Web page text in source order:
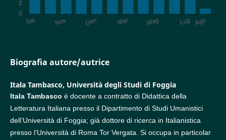
Biografia autore/autrice
Itala Tambasco, Università degli Studi di Foggia
Itala Tambasco è docente a contratto di Didattica della
Letteratura Italiana presso il Dipartimento di Studi Umanistici
dell’Università di Foggia; già dottore di ricerca in Italianistica
presso l’Università di Roma Tor Vergata. Si occupa in particolar